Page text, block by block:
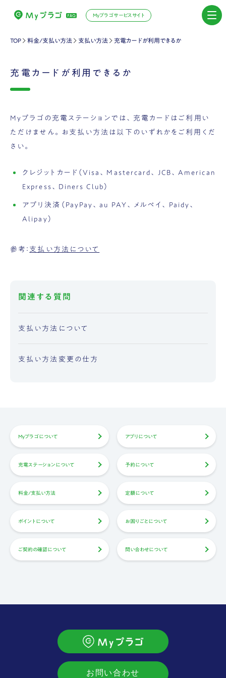
Myプラゴサービスサイト
TOP 料金/支払い方法 支払い方法 充電カードが利用できるか
充電カードが利用できるか
Myプラゴの充電ステーションでは、充電カードはご利用い
ただけません。お支払い方法は以下のいずれかをご利用くだ
さい。
クレジットカード（Visa、Mastercard、JCB、American
Express、Diners Club）
アプリ決済（PayPay、au PAY、メルペイ、Paidy、
Alipay）
参考： 支払い方法について
関連する質問
支払い方法について
支払い方法変更の仕方
Myプラゴについて アプリについて
充電ステーションについて 予約について
料金/支払い方法 定額について
ポイントについて お困りごとについて
ご契約の確認について 問い合わせについて
お問い合わせ